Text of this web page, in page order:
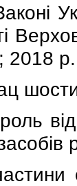
2018